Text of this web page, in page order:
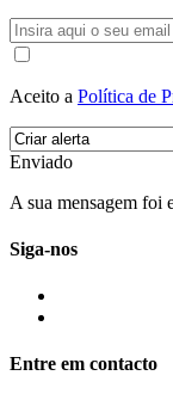
Aceito a Política de
Enviado
A sua mensagem foi
Siga-nos
Entre em contacto